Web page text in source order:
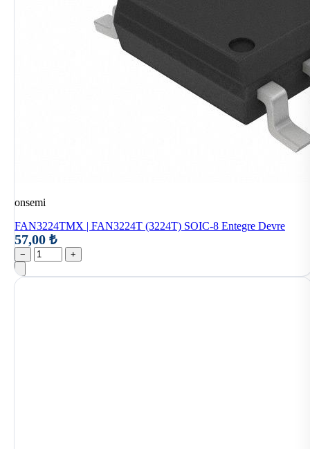
onsemi
FAN3224TMX | FAN3224T (3224T) SOIC-8 Entegre Devre
57,00 ₺
− +